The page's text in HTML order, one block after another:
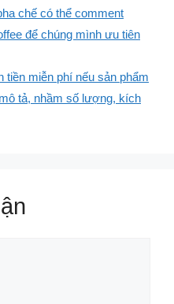
chế có thể comment
để chúng mình ưu tiên
tiền miễn phí nếu sản phẩm
tả, nhầm số lượng, kích